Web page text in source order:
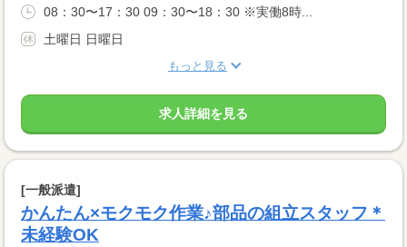
08：30〜17：30 09：30〜18：30 ※実働8時...
土曜日 日曜日
もっと見る
求人詳細を見る
[一般派遣]
かんたん×モクモク作業♪部品の組立スタッフ＊
未経験OK